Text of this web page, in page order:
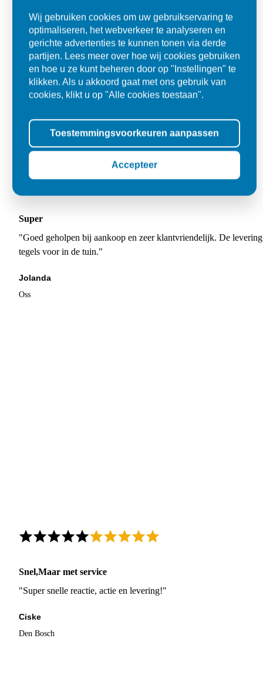
Super
"Goed geholpen bij aankoop en zeer klantvriendelijk. De
tegels voor in de tuin."
Jolanda
Oss
Snel,Maar met service
"Super snelle reactie, actie en levering!"
Ciske
Den Bosch
Wij gebruiken cookies om uw gebruikservaring te
optimaliseren, het webverkeer te analyseren en
gerichte advertenties te kunnen tonen via derde
partijen. Lees meer over hoe wij cookies gebruiken
en hoe u ze kunt beheren door op "Instellingen" te
klikken. Als u akkoord gaat met ons gebruik van
cookies, klikt u op "Alle cookies toestaan".
Toestemmingsvoorkeuren aanpassen
Accepteer